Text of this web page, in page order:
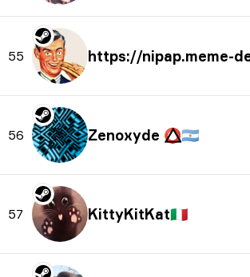
55 https://nipap.meme-
56 Zenoxyde ⭕⃤🇦🇷
57 KittyKitKat🇮🇹